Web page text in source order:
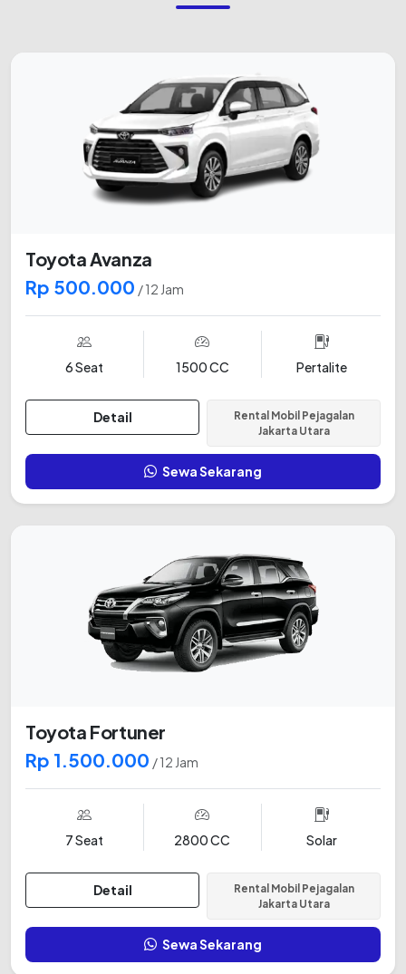
Toyota Avanza
Rp 500.000 / 12 Jam
6 Seat 1500 CC Pertalite
Detail
Rental Mobil Pejagalan
Jakarta Utara
Sewa Sekarang
Toyota Fortuner
Rp 1.500.000 / 12 Jam
7 Seat 2800 CC Solar
Detail
Rental Mobil Pejagalan
Jakarta Utara
Sewa Sekarang